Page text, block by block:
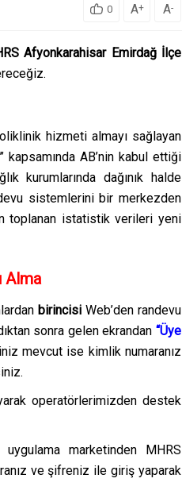
0 A+ A-
Afyonkarahisar Emirdağ İlçe
hizmeti almayı sağlayan
kapsamında AB’nin kabul ettiği
kurumlarında dağınık halde
sistemlerini bir merkezden
toplanan istatistik verileri yeni
Alma
birincisi Web’den randevu
sonra gelen ekrandan “Üye
mevcut ise kimlik numaranız
operatörlerimizden destek
marketinden MHRS
ve şifreniz ile giriş yaparak